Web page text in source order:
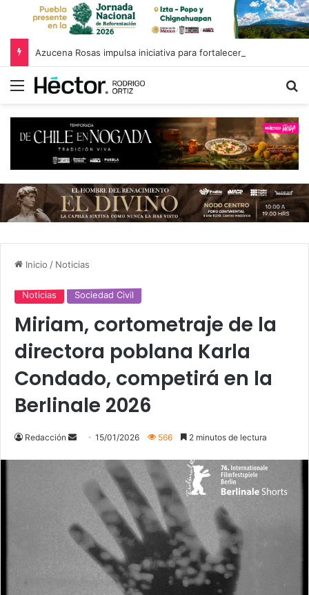
Menú
Inicio / Noticias
Noticias Sociedad Civil
Miriam, cortometraje de la
directora poblana Karla
Condado, competirá en la
Berlinale 2026
Redacción
Send
email
15/01/2026 566 2 minutos de lectura